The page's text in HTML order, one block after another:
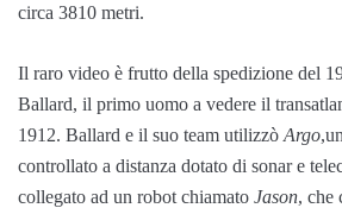
circa 3810 metri.
Il raro video è frutto della spedizione del
Ballard, il primo uomo a vedere il
1912. Ballard e il suo team utilizzò Argo
controllato a distanza dotato di sonar e
collegato ad un robot chiamato Jason, che